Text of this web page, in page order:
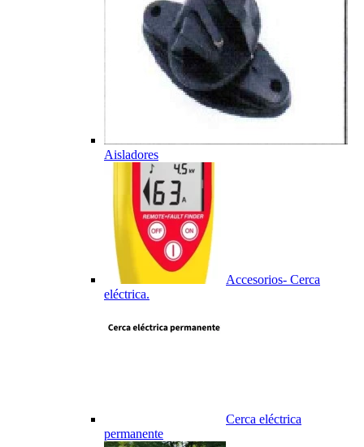
Aisladores
Accesorios- Cerca
eléctrica.
Cerca eléctrica
permanente